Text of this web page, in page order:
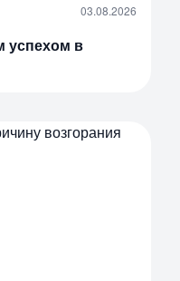
03.08.2026
успехом в